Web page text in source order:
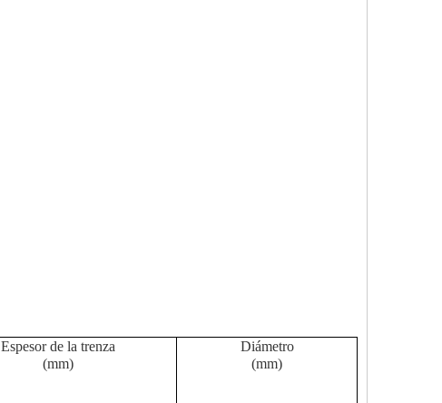
Espesor de la trenza
(mm)
Diámetro
(mm)